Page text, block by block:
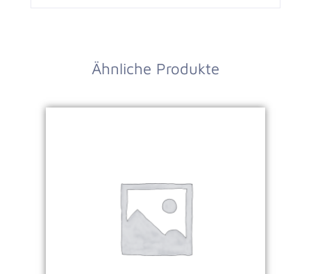
Ähnliche Produkte